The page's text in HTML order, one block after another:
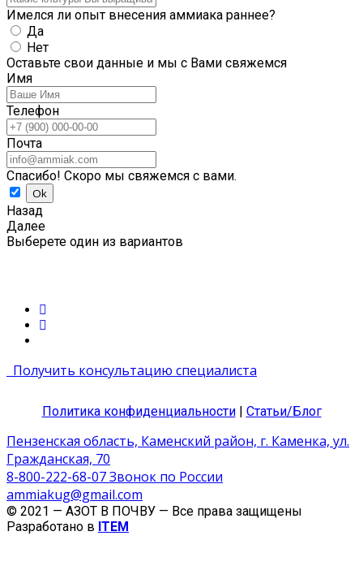
Имелся ли опыт внесения аммиака раннее?
Да
Нет
Оставьте свои данные и мы с Вами свяжемся
Имя
Телефон
Почта
Спасибо! Скоро мы свяжемся с вами.
Назад
Далее
Выберете один из вариантов
Получить консультацию специалиста
Политика конфиденциальности| Статьи/Блог
Пензенская область, Каменский район, г. Каменка, ул.
Гражданская, 70
8-800-222-68-07 Звонок по России
ammiakug@gmail.com
© 2021 — АЗОТ В ПОЧВУ — Все права защищены
Разработано в ITEM